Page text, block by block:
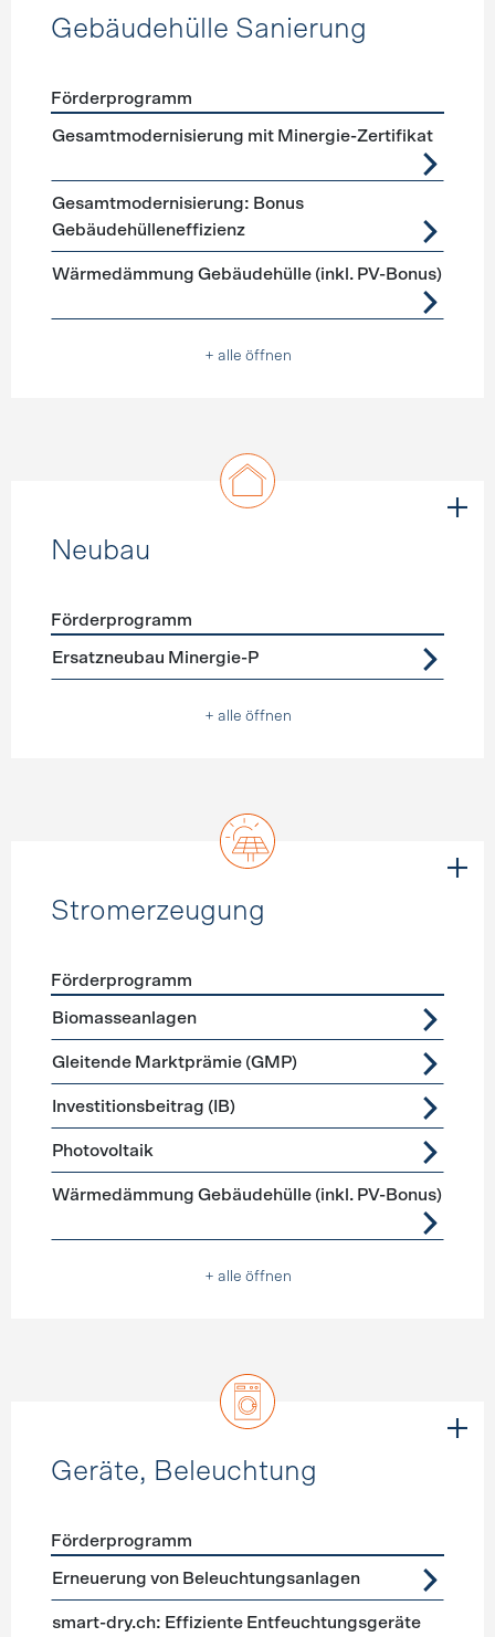
Gebäudehülle Sanierung
Förderprogramme Gebäudehülle Sanierung
Förderprogramm
Gesamtmodernisierung mit Minergie-Zertifikat
Gesamtmodernisierung: Bonus
Gebäudehülleneffizienz
Wärmedämmung Gebäudehülle (inkl. PV-Bonus)
+ alle öffnen
Neubau
Förderprogramme Neubau
Förderprogramm
Ersatzneubau Minergie-P
+ alle öffnen
Stromerzeugung
Förderprogramme
Förderprogramm
Biomasseanlagen
Gleitende Marktprämie (GMP)
Investitionsbeitrag (IB)
Photovoltaik
Wärmedämmung Gebäudehülle (inkl. PV-Bonus)
+ alle öffnen
Geräte, Beleuchtung
Förderprogramme Geräte, Beleuchtung
Förderprogramm
Erneuerung von Beleuchtungsanlagen
smart-dry.ch: Effiziente Entfeuchtungsgeräte